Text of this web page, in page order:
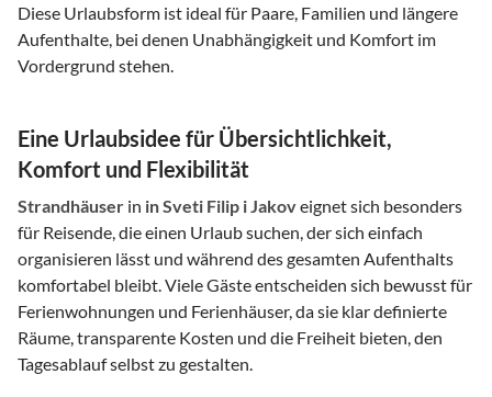
Diese Urlaubsform ist ideal für Paare, Familien und längere
Aufenthalte, bei denen Unabhängigkeit und Komfort im
Vordergrund stehen.
Eine Urlaubsidee für Übersichtlichkeit,
Komfort und Flexibilität
Strandhäuser in in Sveti Filip i Jakoveignet sich besonders
für Reisende, die einen Urlaub suchen, der sich einfach
organisieren lässt und während des gesamten Aufenthalts
komfortabel bleibt. Viele Gäste entscheiden sich bewusst für
Ferienwohnungen und Ferienhäuser, da sie klar definierte
Räume, transparente Kosten und die Freiheit bieten, den
Tagesablauf selbst zu gestalten.